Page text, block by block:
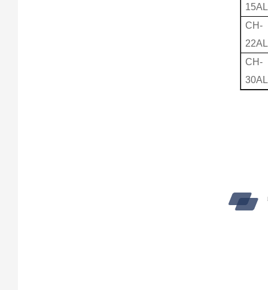
15AL
CH-
22AL
CH-
30AL